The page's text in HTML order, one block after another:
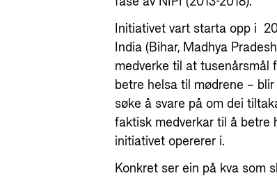
Initiativet vart starta opp i
India (Bihar, Madhya
medverke til at tusenårsmål
betre helsa til mødrene –
søke å svare på om dei
faktisk medverkar til å betre
initiativet opererer i.
Konkret ser ein på kva som